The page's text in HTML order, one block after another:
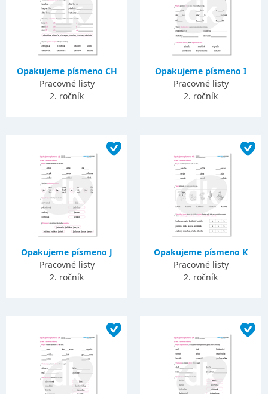
Opakujeme písmeno CH
Pracovné listy
2. ročník
Opakujeme písmeno I
Pracovné listy
2. ročník
Opakujeme písmeno J
Pracovné listy
2. ročník
Opakujeme písmeno K
Pracovné listy
2. ročník